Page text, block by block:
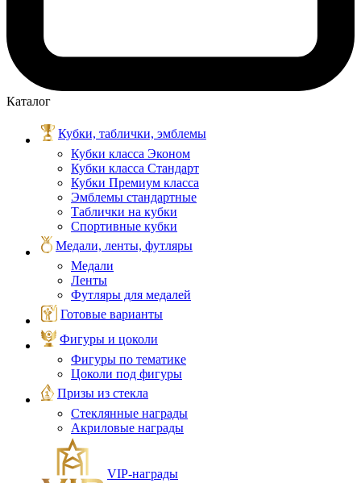
Каталог
Кубки, таблички, эмблемы
Кубки класса Эконом
Кубки класса Стандарт
Кубки Премиум класса
Эмблемы стандартные
Таблички на кубки
Спортивные кубки
Медали, ленты, футляры
Медали
Ленты
Футляры для медалей
Готовые варианты
Фигуры и цоколи
Фигуры по тематике
Цоколи под фигуры
Призы из стекла
Стеклянные награды
Акриловые награды
VIP‑награды